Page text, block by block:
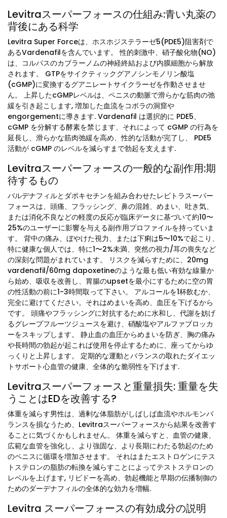
Levitraスーパーフォースの仕組み:青い丸薬の
背後にある科学
Levitra Super Forceは、ホスホジステラーゼ5(PDE5)阻害剤で
あるVardenafilを含んでいます。 性的刺激中、硝子酸化物(NO)
は、コルパスのカブラーノムの神経終結および内膜細胞から解放
されます。 GTPをサイクティックグアノシンモノリン酸塩
(cGMP)に変換するグアニレートサイクラーゼを作動させませ
ん。 上昇したcGMPレベルは、ペニスの動脈で滑らかな筋肉の弛
緩を引き起こします, 増加した血流をコボラの洞窟や
engorgementに導きます. Vardenafil は選択的に PDE5、
cGMP を分解する酵素を禁じます、それによって cGMP の行為を
延長し、滑らかな筋肉弛緩を高め、性的な活動が完了し、 PDE5
活動が cGMP のレベルを減らすまで勃起を支えます.
Levitraスーパーフォースの一般的な副作用:期
待するもの
バルデナフィルとダポキセチンを組み合わせたレビトラスーパー
フォースは、頭痛、フラッシング、鼻の混雑、めまい、吐き気、
または消化不良などの軽度の反応が臨床データに基づいて約10〜
25%のユーザーに影響を与える副作用プロファイルを持っていま
す。 背中の痛み、ぼやけた視力、または下痢は5〜10%で起こり、
特に健康な個人では、特に1〜2%未満、突然の視力/耳の喪失など
の深刻な問題がまれています。 リスクを減らすために、20mg
vardenafil/60mg dapoxetineのような最も低い有効な線量か
ら始め、吸収を改善し、胃腸のupsetを最小にするために空の胃
の性活動の前に1-3時間取って下さい。 アルコールを1杯飲むか、
完全に避けてください。それはめまいを高め、血圧を下げるから
です。 頭痛やフラッシングに対抗するために水和し、代謝を妨げ
るグレープフルーツジュースを避け、硝酸塩やアルファブロッカ
ーをスキップします。 静止血の血圧からめまいを防ぎ、胸の痛み
や長時間の勃起が起これば使用を停止するために、座ってからゆ
っくりと上昇します。 定期的な運動とバランスの取れたダイエッ
トサポート心血管の健康、全体的な脆弱性を下げます.
Levitraスーパーフォースと重量損失: 重量を失
うことはEDを改善する?
体重を減らす男性は、過剰な体脂肪がしばしば血流やホルモンバ
ランスを損なうため、Levitraスーパーフォースから結果を改善す
ることに気づくかもしれません。 体重を減らすと、血管の健康、
広範な血管を強化し、より強固な、より長期にわたる勃起のため
のペニスに循環を増加させます。 それはまたエストロゲンにテス
トステロンの脂肪の転換を減らすことによってテストステロンの
レベルを上げます, リビドーを高め、勃起機能と早期の伝播制御の
ためのダーデナフィルの全体的な効力を増幅.
Levitra スーパーフォースの有効成分の説明